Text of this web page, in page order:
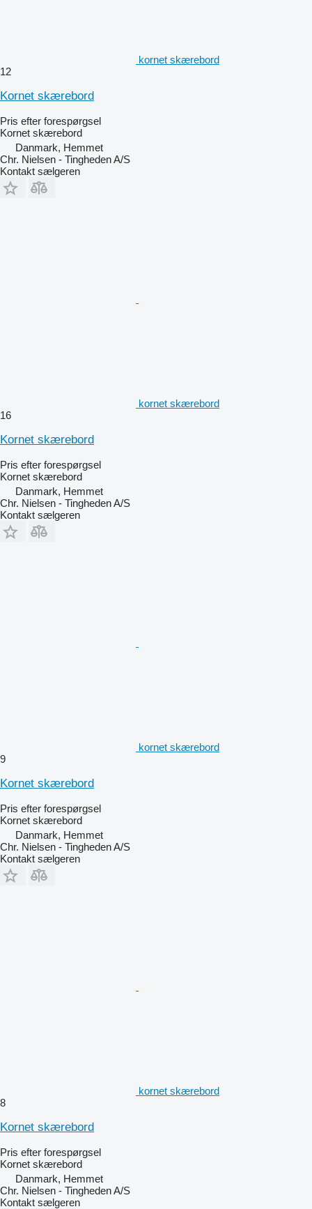
kornet skærebord
12
Kornet skærebord
Pris efter forespørgsel
Kornet skærebord
Danmark, Hemmet
Chr. Nielsen - Tingheden A/S
Kontakt sælgeren
kornet skærebord
16
Kornet skærebord
Pris efter forespørgsel
Kornet skærebord
Danmark, Hemmet
Chr. Nielsen - Tingheden A/S
Kontakt sælgeren
kornet skærebord
9
Kornet skærebord
Pris efter forespørgsel
Kornet skærebord
Danmark, Hemmet
Chr. Nielsen - Tingheden A/S
Kontakt sælgeren
kornet skærebord
8
Kornet skærebord
Pris efter forespørgsel
Kornet skærebord
Danmark, Hemmet
Chr. Nielsen - Tingheden A/S
Kontakt sælgeren